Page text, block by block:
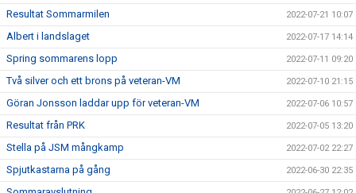
Resultat Sommarmilen 2022-07-21 10:07
Albert i landslaget 2022-07-17 14:14
Spring sommarens lopp 2022-07-11 09:20
Två silver och ett brons på veteran-VM 2022-07-10 21:15
Göran Jonsson laddar upp för veteran-VM 2022-07-06 10:57
Resultat från PRK 2022-07-05 13:20
Stella på JSM mångkamp 2022-07-02 22:27
Spjutkastarna på gång 2022-06-30 22:35